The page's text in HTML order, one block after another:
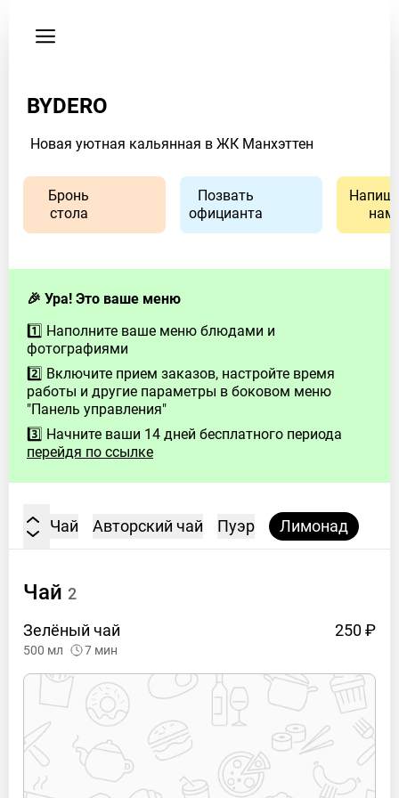
соглашение
Г.
ул.
Героя
России
С.А.
27
Время
работы
заведения
Пн3:00
PM
–
3:00
AM
Вт3:00
3:00
Ср3:00
–
3:00
AM
–
3:00
AM
BYDERO
Новая уютная кальянная в ЖК Манхэттен
Бронь
стола
Позвать
официанта
нам
🎉 Ура! Это ваше меню
1️⃣ Наполните ваше меню блюдами и
фотографиями
2️⃣ Включите прием заказов, настройте время
работы и другие параметры в боковом меню
"Панель управления"
3️⃣ Начните ваши 14 дней бесплатного периода
перейдя по ссылке
Чай Авторский чай Пуэр Лимонад
Чай 2
Зелёный чай 250 ₽
500 мл 7 мин